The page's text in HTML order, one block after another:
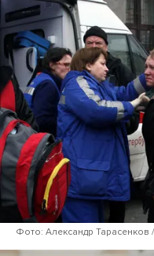
Фото: Александр Тарасенков